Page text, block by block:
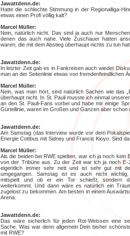
Jawattdenn.de:
Hatte die schlechte Stimmung in der Regionalliga-
etwas einen Profi völlig kalt?
Marcel Müller:
Nein, natürlich nicht. Das sind ja auch nur
denen das auch nahe. Viele Zuschauer hatten
waren, die mit dem Abstieg überhaupt nichts zu tun
Jawattdenn.de:
In letzter Zeit gab es in Fankreisen auch wieder
man an der Seitenlinie etwas von fremdenfeindlichen
Marcel Müller:
Nein, was man hört, sind natürlich Sachen wie das
überhaupt nicht. In St. Pauli musste ich einmal
an den St. Pauli-Fans vorbei und habe mir einige
Gürtellinie, waren im Großen und Ganzen aber schon
Jawattdenn.de:
Am Samstag (das Interview wurde vor dem
Energie Cottbus mit Sidney und Francis Kioyo. Sind
Marcel Müller:
Als die beiden bei RWE spielten, war ich ja noch
von der Tribüne aus. Zu der Zeit war ich ja noch E-
eigentlich immer sehr nett und ist sehr gut mit
umgegangen. Samstag ist es auch nicht
mitspielt und ob er ein Tor schießt, sondern
weiterkommt. Und dann wäre es natürlich ein
zugelost zu bekommen. Am besten in einem
Arena.
Jawattdenn.de:
Das wäre sicherlich für jeden Rot-Weissen eine
Sache. Was war denn allgemein Dein bisher
mit RWE?